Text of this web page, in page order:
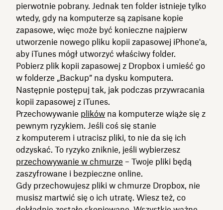
pierwotnie pobrany. Jednak ten folder istnieje tylko
wtedy, gdy na komputerze są zapisane kopie
zapasowe, więc może być konieczne najpierw
utworzenie nowego pliku kopii zapasowej iPhone'a,
aby iTunes mógł utworzyć właściwy folder.
Pobierz plik kopii zapasowej z Dropbox i umieść go
w folderze „Backup” na dysku komputera.
Następnie postępuj tak, jak podczas przywracania
kopii zapasowej z iTunes.
Przechowywanie plików na komputerze wiąże się z
pewnym ryzykiem. Jeśli coś się stanie
z komputerem i utracisz pliki, to nie da się ich
odzyskać. To ryzyko zniknie, jeśli wybierzesz
przechowywanie w chmurze – Twoje pliki będą
zaszyfrowane i bezpieczne online.
Gdy przechowujesz pliki w chmurze Dropbox, nie
musisz martwić się o ich utratę. Wiesz też, co